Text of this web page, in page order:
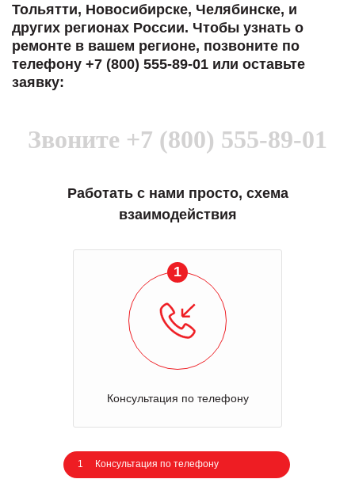
Тольятти, Новосибирске, Челябинске, и
других регионах России. Чтобы узнать о
ремонте в вашем регионе, позвоните по
телефону +7 (800) 555-89-01 или оставьте
заявку:
Звоните +7 (800) 555-89-01
Работать с нами просто, схема
взаимодействия
1
Консультация по телефону
1 Консультация по телефону